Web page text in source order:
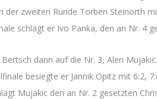
der zweiten Runde Torben Steinorth
schlägt er Ivo Panka, den an Nr. 4
dann auf die Nr. 3, Alen
besiegte er Jannik Opitz mit 6:2,
Mujakic den an Nr. 2 gesetzten